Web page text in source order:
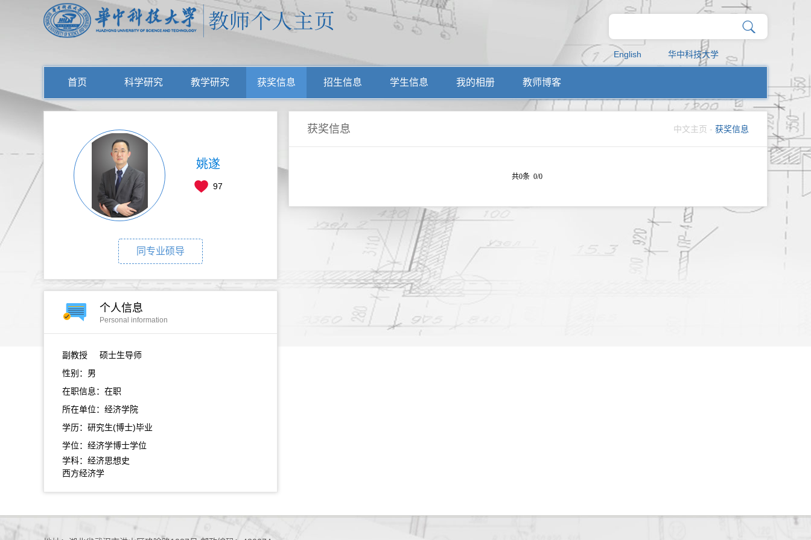
English 华中科技大学
首页 科学研究 教学研究 获奖信息 招生信息 学生信息 我的相册 教师博客
姚遂
97
同专业硕导
个人信息
Personal information
副教授
硕士生导师
性别：男
在职信息：在职
所在单位：经济学院
学历：研究生(博士)毕业
学位：经济学博士学位
学科：经济思想史
西方经济学
获奖信息 中文主页 - 获奖信息
共0条 0/0